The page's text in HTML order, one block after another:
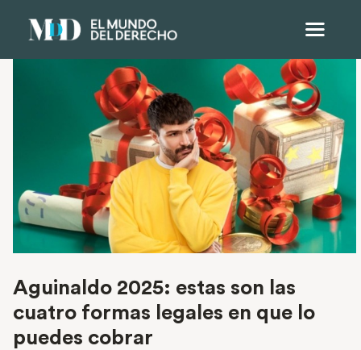
Aguinaldo 2025: estas son las
cuatro formas legales en que lo
puedes cobrar